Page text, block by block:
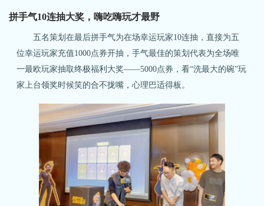
拼手气10连抽大奖，嗨吃嗨玩才最野
五名策划在最后拼手气为在场幸运玩家10连抽，直接为五
位幸运玩家充值1000点券开抽，手气最佳的策划代表为全场唯
一最欧玩家抽取终极福利大奖——5000点券，看“洗最大的碗”玩
家上台领奖时候笑的合不拢嘴，心理巴适得板。